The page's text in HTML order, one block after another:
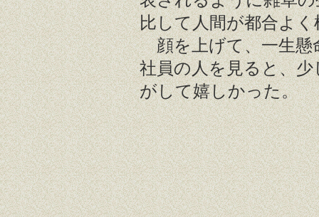
比して人間が都合よ
顔を上げて、一生懸
社員の人を見ると、
がして嬉しかった。